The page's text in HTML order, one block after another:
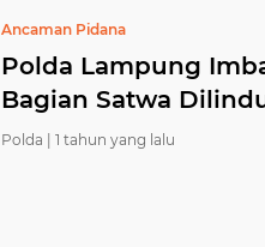
Ancaman Pidana
Polda Lampung
Bagian Satwa
Polda | 1 tahun yang lalu